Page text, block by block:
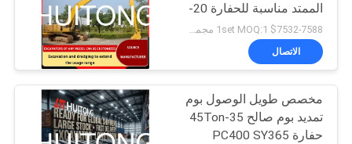
حفارة دلو الميل
154
الممتد مناسبة للحفارة 20-
22Ton EC210 CAT320
ZX220
$7532-7588 1set MOQ:1 مجموعة
الاتصال
مخصص طويل الوصول بوم
تمديد بوم صالح 35-45Ton
حفارة PC400 SY365